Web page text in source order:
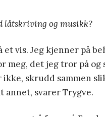
låtskriving og musikk?
et vis. Jeg kjenner på
meg, det jeg tror på
skrudd sammen
annet, svarer Trygve.